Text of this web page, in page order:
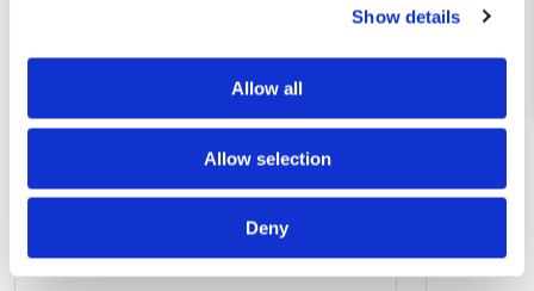
Show details
Allow all
Allow selection
Deny